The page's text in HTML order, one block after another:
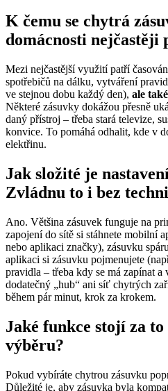
K čemu se chytrá
domácnosti nejčastěji
Mezi nejčastější využití patří
spotřebičů na dálku, vytváření
ve stejnou dobu každý den), ale
Některé zásuvky dokážou přesně
daný přístroj – třeba stará televize,
konvice. To pomáhá odhalit, kde v
elektřinu.
Jak složité je
Zvládnu to i bez
Ano. Většina zásuvek funguje na
zapojení do sítě si stáhnete mobilní
nebo aplikaci značky), zásuvku
aplikaci si zásuvku pojmenujete
pravidla – třeba kdy se má zapínat
dodatečný „hub“ ani síť chytrých
během pár minut, krok za krokem.
Jaké funkce stojí za
výběru?
Pokud vybíráte chytrou zásuvku
Důležité je, aby zásuvka byla